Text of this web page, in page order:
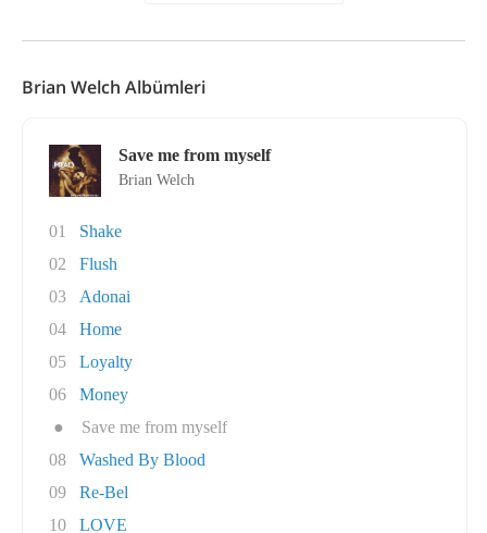
Brian Welch Albümleri
Save me from myself
Brian Welch
01
Shake
02
Flush
03
Adonai
04
Home
05
Loyalty
06
Money
●
Save me from myself
08
Washed By Blood
09
Re-Bel
10
LOVE